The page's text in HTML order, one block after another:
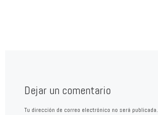
Dejar un comentario
Tu dirección de correo electrónico no será publicada.